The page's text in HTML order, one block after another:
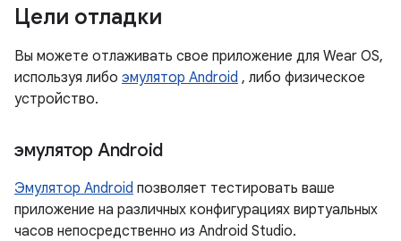
Цели отладки
Вы можете отлаживать свое приложение для Wear OS,
используя либо эмулятор Android , либо физическое
устройство.
эмулятор Android
Эмулятор Android позволяет тестировать ваше
приложение на различных конфигурациях виртуальных
часов непосредственно из Android Studio.